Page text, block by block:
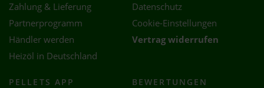
Zahlung & Lieferung
Partnerprogramm
Händler werden
Heizöl in Deutschland
Datenschutz
Cookie-Einstellungen
Vertrag widerrufen
PELLETS APP BEWERTUNGEN